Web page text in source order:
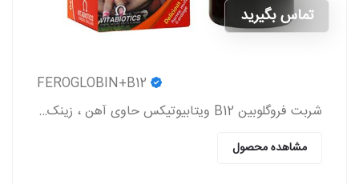
تماس بگیرید
شربت فروگلوبین B12 ویتابیوتیکس حاوی آهن ، زینک ، ویتامین گروه b و ویتامین c که به پیشگیری و درمان کم خونی در بزرگسالان و کودکان کمک می کند.
مشاهده محصول